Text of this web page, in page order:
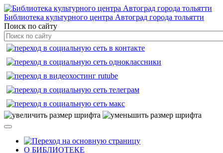
Библиотека культурного центра Автоград города тольятти
Поиск по сайту
О БИБЛИОТЕКЕ